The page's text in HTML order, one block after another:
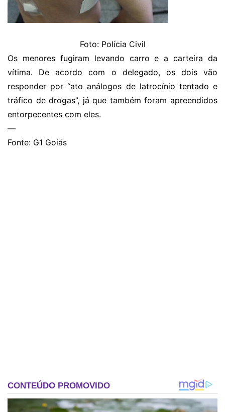
Foto: Polícia Civil
Os menores fugiram levando carro e a carteira da
vítima. De acordo com o delegado, os dois vão
responder por “ato análogos de latrocínio tentado e
tráfico de drogas”, já que também foram apreendidos
entorpecentes com eles.
—
Fonte: G1 Goiás